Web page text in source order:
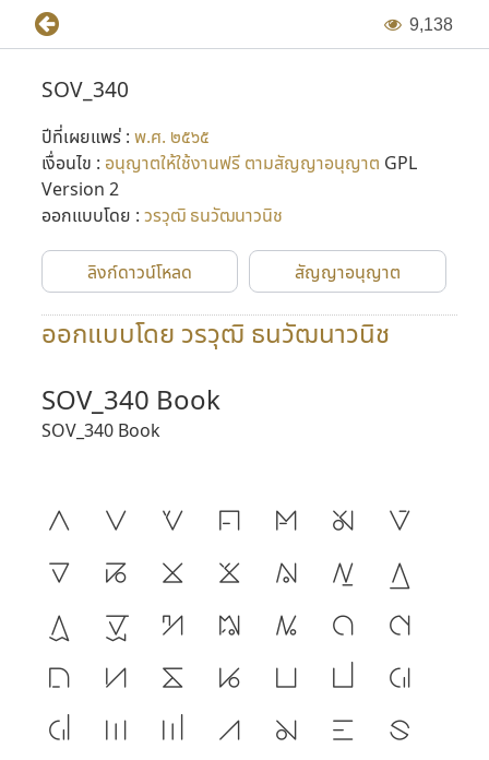
9,138
SOV_340
ปีที่เผยแพร่ : พ.ศ. ๒๕๖๕
เงื่อนไข : อนุญาตให้ใช้งานฟรี ตามสัญญาอนุญาต GPL
Version 2
ออกแบบโดย : วรวุฒิ ธนวัฒนาวนิช
ลิงก์ดาวน์โหลด สัญญาอนุญาต
ออกแบบโดย วรวุฒิ ธนวัฒนาวนิช
SOV_340 Book
SOV_340 Book
ก ข ฃ ค ฅ ฆ
ง
จ
ฉ ช ซ ฌ ญ
ฎ
ฏ
ฐ ฑ ฒ ณ ด
ต
ถ
ท ธ น บ ป
ผ
ฝ
พ ฟ ภ ม ย
ร